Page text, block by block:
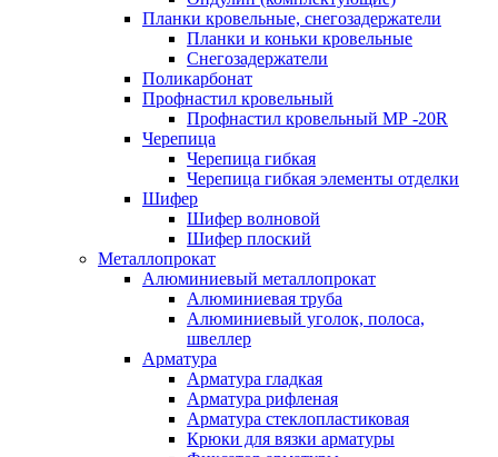
Планки кровельные, снегозадержатели
Планки и коньки кровельные
Снегозадержатели
Поликарбонат
Профнастил кровельный
Профнастил кровельный МР -20R
Черепица
Черепица гибкая
Черепица гибкая элементы отделки
Шифер
Шифер волновой
Шифер плоский
Металлопрокат
Алюминиевый металлопрокат
Алюминиевая труба
Алюминиевый уголок, полоса,
швеллер
Арматура
Арматура гладкая
Арматура рифленая
Арматура стеклопластиковая
Крюки для вязки арматуры